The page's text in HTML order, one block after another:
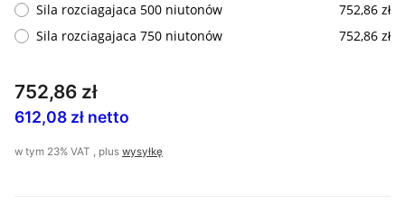
Sila rozciagajaca 500 niutonów
752,86 zł
Sila rozciagajaca 750 niutonów
752,86 zł
752,86 zł
612,08 zł netto
w tym 23% VAT , plus wysyłkę